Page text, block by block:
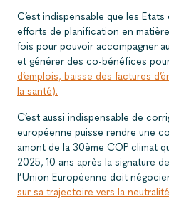
C’est indispensable que les
efforts de planification en
fois pour pouvoir accompagner
et générer des co-bénéfices
d’emplois, baisse des factures
la santé).
C’est aussi indispensable de
européenne puisse rendre une
amont de la 30ème COP climat
2025, 10 ans après la signature
l’Union Européenne doit
sur sa trajectoire vers la